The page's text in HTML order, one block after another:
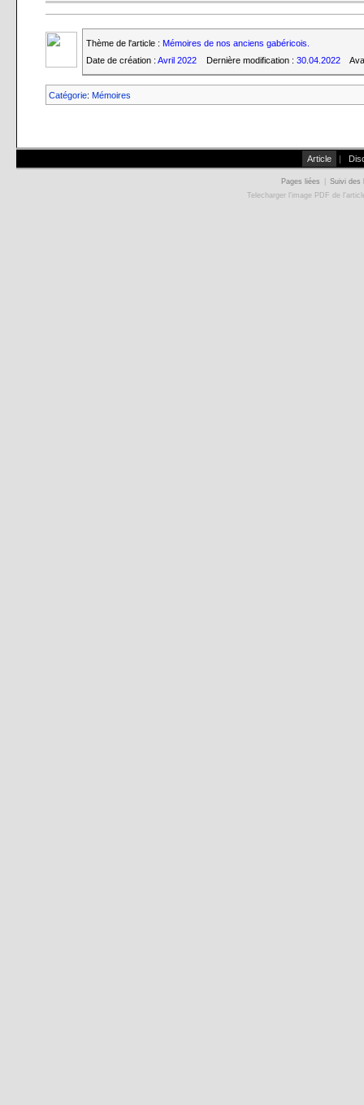
Thème de l'article : Mémoires de nos anciens gabéricois.
Date de création : Avril 2022 Dernière modification : 30.04.2022
Catégorie:Mémoires
Article |
Pages liées
Suivi des
Telecharger l'image PDF de